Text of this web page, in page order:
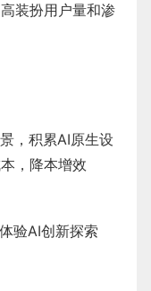
装扮用户量和渗
，积累AI原生设
，降本增效